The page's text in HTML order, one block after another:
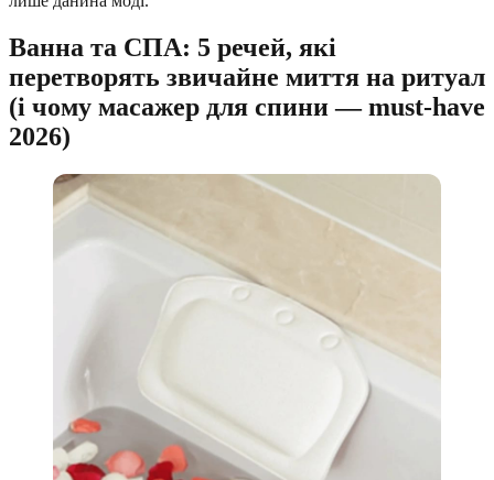
Ванна та СПА: 5 речей, які
перетворять звичайне миття на ритуал
(і чому масажер для спини — must-have
2026)